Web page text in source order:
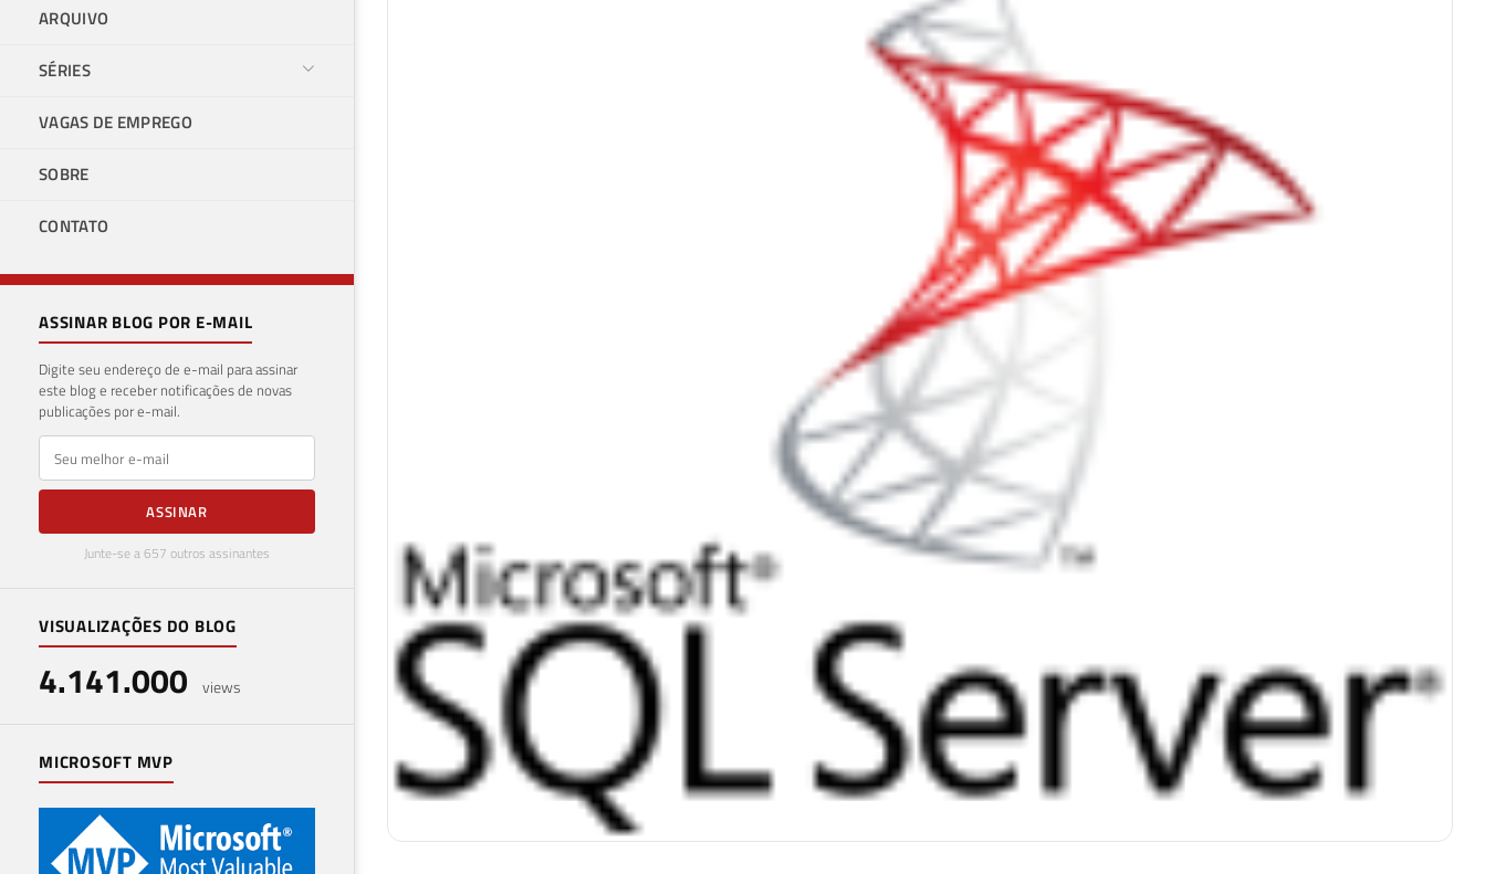
ARQUIVO
SÉRIES
VAGAS DE EMPREGO
SOBRE
CONTATO
ASSINAR BLOG POR E-MAIL
Digite seu endereço de e-mail para assinar
este blog e receber notificações de novas
publicações por e-mail.
E-mail
ASSINAR
Junte-se a 657 outros assinantes
VISUALIZAÇÕES DO BLOG
4.141.000 views
MICROSOFT MVP